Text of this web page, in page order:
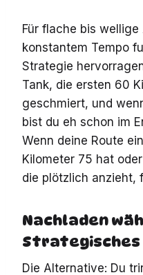
Für flache bis
konstantem Tempo
Strategie
Tank, die ersten 60
geschmiert, und
bist du eh schon im
Wenn deine Route
Kilometer 75 hat
die plötzlich anzieht,
Nachladen
Die Alternative: Du